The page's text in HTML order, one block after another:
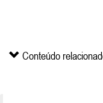
Conteúdo